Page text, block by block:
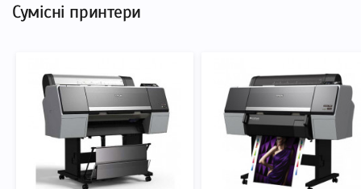
Сумісні принтери